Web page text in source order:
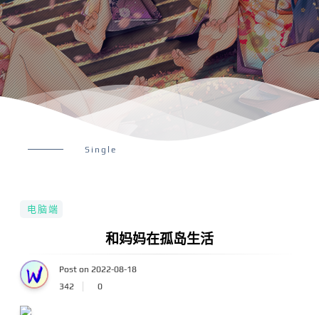
Single
电脑端
和妈妈在孤岛生活
Post on 2022-08-18
342
0